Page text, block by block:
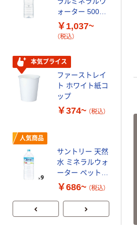
ォーター 500ml
キャップシール
付き／2Lラベル
￥1,037~
（税込）
本気プライス
ファーストレイ
ト ホワイト紙コ
ップ
￥374~ （税込）
人気商品
サントリー 天然
水 ミネラルウォ
ーター ペットボ
トル
￥686~ （税込）